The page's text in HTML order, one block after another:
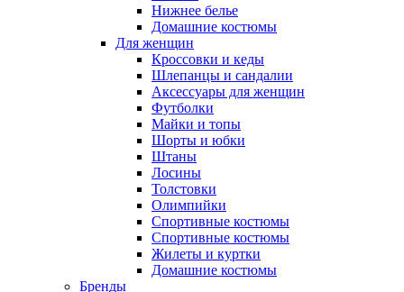
Нижнее белье
Домашние костюмы
Для женщин
Кроссовки и кеды
Шлепанцы и сандалии
Аксессуары для женщин
Футболки
Майки и топы
Шорты и юбки
Штаны
Лосины
Толстовки
Олимпийки
Спортивные костюмы
Спортивные костюмы
Жилеты и куртки
Домашние костюмы
Бренды